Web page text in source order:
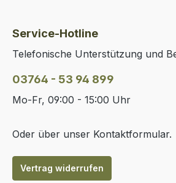
Service-Hotline
Telefonische Unterstützung und
03764 - 53 94 899
Mo-Fr, 09:00 - 15:00 Uhr
Oder über unser Kontaktformular.
Vertrag widerrufen